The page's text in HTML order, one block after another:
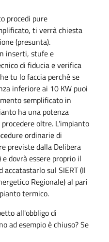
procedi pure
ti verrà chiesta
(presunta).
inserti, stufe e
di fiducia e verifica
tu lo faccia perché se
inferiore ai 10 KW puoi
semplificato in
ha una potenza
oltre. L'impianto
ordinarie di
previste dalla Delibera
dovrà essere proprio il
sul SIERT (Il
Regionale) al pari
termico.
all'obbligo di
ad esempio è chiuso? Se